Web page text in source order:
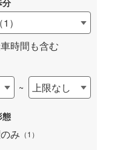
（1 ）
時間も含む
~ 上限なし
態
み （1 ）